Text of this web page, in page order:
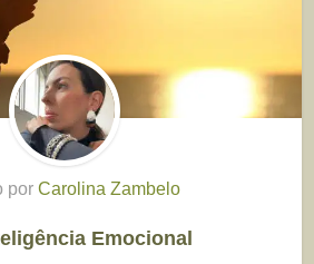
por Carolina Zambelo
Emocional